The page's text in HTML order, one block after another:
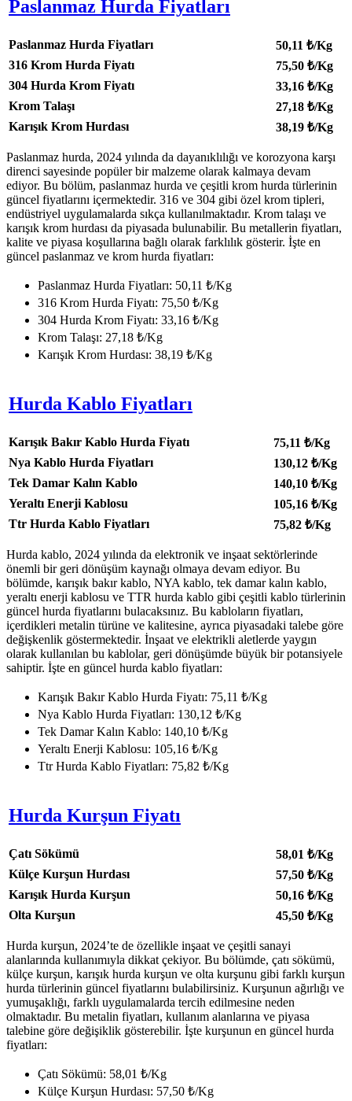
Paslanmaz Hurda Fiyatları
Paslanmaz Hurda Fiyatları 50,11 ₺/Kg
316 Krom Hurda Fiyatı
75,50 ₺/Kg
304 Hurda Krom Fiyatı
33,16 ₺/Kg
Krom Talaşı
27,18 ₺/Kg
Karışık Krom Hurdası
38,19 ₺/Kg
Paslanmaz hurda, 2024 yılında da dayanıklılığı ve korozyona karşı
direnci sayesinde popüler bir malzeme olarak kalmaya devam
ediyor. Bu bölüm, paslanmaz hurda ve çeşitli krom hurda türlerinin
güncel fiyatlarını içermektedir. 316 ve 304 gibi özel krom tipleri,
endüstriyel uygulamalarda sıkça kullanılmaktadır. Krom talaşı ve
karışık krom hurdası da piyasada bulunabilir. Bu metallerin fiyatları,
kalite ve piyasa koşullarına bağlı olarak farklılık gösterir. İşte en
güncel paslanmaz ve krom hurda fiyatları:
Paslanmaz Hurda Fiyatları: 50,11 ₺/Kg
316 Krom Hurda Fiyatı: 75,50 ₺/Kg
304 Hurda Krom Fiyatı: 33,16 ₺/Kg
Krom Talaşı: 27,18 ₺/Kg
Karışık Krom Hurdası: 38,19 ₺/Kg
Hurda Kablo Fiyatları
Karışık Bakır Kablo Hurda Fiyatı 75,11 ₺/Kg
Nya Kablo Hurda Fiyatları
130,12 ₺/Kg
Tek Damar Kalın Kablo
140,10 ₺/Kg
Yeraltı Enerji Kablosu
105,16 ₺/Kg
Ttr Hurda Kablo Fiyatları
75,82 ₺/Kg
Hurda kablo, 2024 yılında da elektronik ve inşaat sektörlerinde
önemli bir geri dönüşüm kaynağı olmaya devam ediyor. Bu
bölümde, karışık bakır kablo, NYA kablo, tek damar kalın kablo,
yeraltı enerji kablosu ve TTR hurda kablo gibi çeşitli kablo türlerinin
güncel hurda fiyatlarını bulacaksınız. Bu kabloların fiyatları,
içerdikleri metalin türüne ve kalitesine, ayrıca piyasadaki talebe göre
değişkenlik göstermektedir. İnşaat ve elektrikli aletlerde yaygın
olarak kullanılan bu kablolar, geri dönüşümde büyük bir potansiyele
sahiptir. İşte en güncel hurda kablo fiyatları:
Karışık Bakır Kablo Hurda Fiyatı: 75,11 ₺/Kg
Nya Kablo Hurda Fiyatları: 130,12 ₺/Kg
Tek Damar Kalın Kablo: 140,10 ₺/Kg
Yeraltı Enerji Kablosu: 105,16 ₺/Kg
Ttr Hurda Kablo Fiyatları: 75,82 ₺/Kg
Hurda Kurşun Fiyatı
Çatı Sökümü 58,01 ₺/Kg
Külçe Kurşun Hurdası
57,50 ₺/Kg
Karışık Hurda Kurşun
50,16 ₺/Kg
Olta Kurşun
45,50 ₺/Kg
Hurda kurşun, 2024’te de özellikle inşaat ve çeşitli sanayi
alanlarında kullanımıyla dikkat çekiyor. Bu bölümde, çatı sökümü,
külçe kurşun, karışık hurda kurşun ve olta kurşunu gibi farklı kurşun
hurda türlerinin güncel fiyatlarını bulabilirsiniz. Kurşunun ağırlığı ve
yumuşaklığı, farklı uygulamalarda tercih edilmesine neden
olmaktadır. Bu metalin fiyatları, kullanım alanlarına ve piyasa
talebine göre değişiklik gösterebilir. İşte kurşunun en güncel hurda
fiyatları:
Çatı Sökümü: 58,01 ₺/Kg
Külçe Kurşun Hurdası: 57,50 ₺/Kg